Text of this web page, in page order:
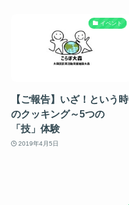
イベント
【ご報告】いざ！という時
のクッキング～5つの
「技」体験
2019年4月5日